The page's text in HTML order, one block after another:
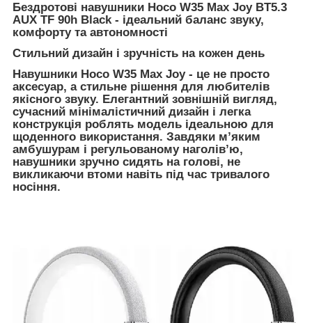
Бездротові навушники Hoco W35 Max Joy BT5.3
AUX TF 90h Black - ідеальний баланс звуку,
комфорту та автономності
Стильний дизайн і зручність на кожен день
Навушники Hoco W35 Max Joy - це не просто
аксесуар, а стильне рішення для любителів
якісного звуку. Елегантний зовнішній вигляд,
сучасний мінімалістичний дизайн і легка
конструкція роблять модель ідеальною для
щоденного використання. Завдяки м’яким
амбушурам і регульованому наголів’ю,
навушники зручно сидять на голові, не
викликаючи втоми навіть під час тривалого
носіння.